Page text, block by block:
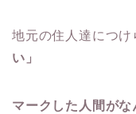
地元の住人達につけ
い」
マークした人間が